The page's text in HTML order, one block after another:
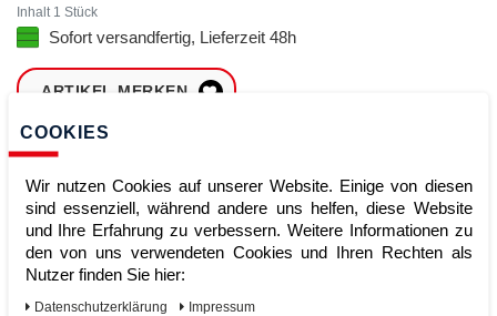
Inhalt 1 Stück
Sofort versandfertig, Lieferzeit 48h
ARTIKEL MERKEN
Sofort lieferbar
COOKIES
Wir nutzen Cookies auf unserer Website. Einige von diesen
sind essenziell, während andere uns helfen, diese Website
und Ihre Erfahrung zu verbessern. Weitere Informationen zu
den von uns verwendeten Cookies und Ihren Rechten als
Nutzer finden Sie hier:
Daten­schutz­erklärung Impressum